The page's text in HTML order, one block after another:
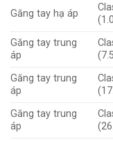
Găng tay hạ áp
Găng tay trung
áp
Găng tay trung
áp
Găng tay trung
áp